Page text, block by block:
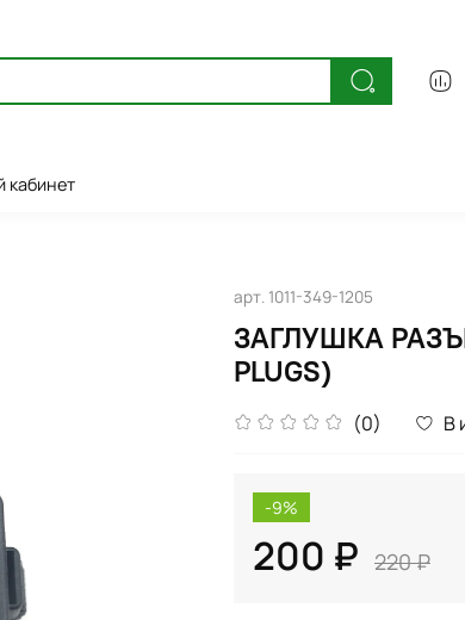
кабинет
арт. 1011-349-1205
ЗАГЛУШКА
PLUGS)
(0) В
-9%
200 ₽ 220 ₽